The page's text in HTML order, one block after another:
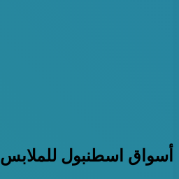
أسواق اسطنبول للملابس